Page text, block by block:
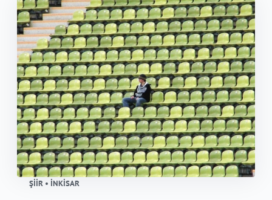
ŞIIR • İNKİSAR